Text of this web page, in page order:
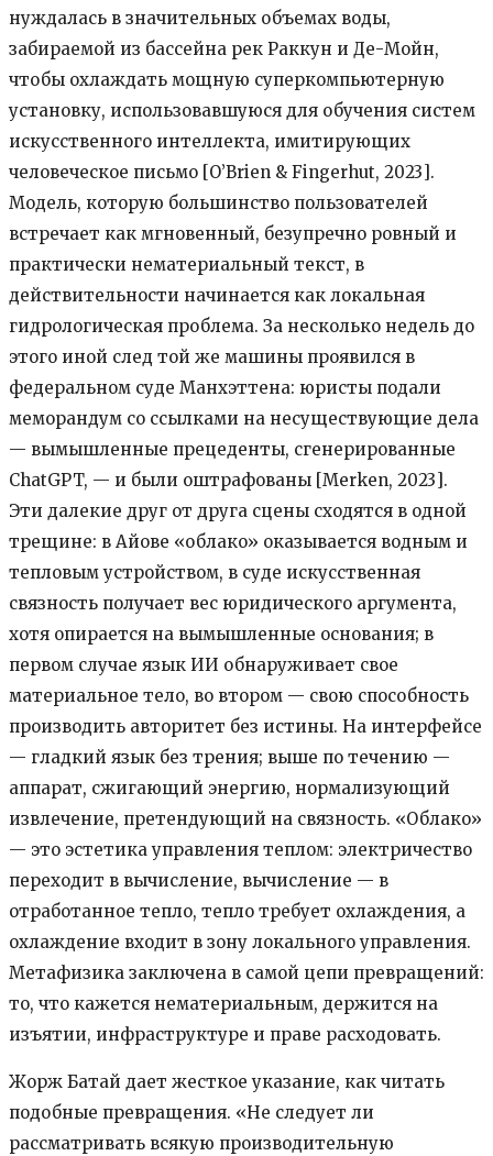
нуждалась в значительных объемах воды,
забираемой из бассейна рек Раккун и Де-Мойн,
чтобы охлаждать мощную суперкомпьютерную
установку, использовавшуюся для обучения систем
искусственного интеллекта, имитирующих
человеческое письмо [O’Brien & Fingerhut, 2023].
Модель, которую большинство пользователей
встречает как мгновенный, безупречно ровный и
практически нематериальный текст, в
действительности начинается как локальная
гидрологическая проблема. За несколько недель до
этого иной след той же машины проявился в
федеральном суде Манхэттена: юристы подали
меморандум со ссылками на несуществующие дела
— вымышленные прецеденты, сгенерированные
ChatGPT, — и были оштрафованы [Merken, 2023].
Эти далекие друг от друга сцены сходятся в одной
трещине: в Айове «облако» оказывается водным и
тепловым устройством, в суде искусственная
связность получает вес юридического аргумента,
хотя опирается на вымышленные основания; в
первом случае язык ИИ обнаруживает свое
материальное тело, во втором — свою способность
производить авторитет без истины. На интерфейсе
— гладкий язык без трения; выше по течению —
аппарат, сжигающий энергию, нормализующий
извлечение, претендующий на связность. «Облако»
— это эстетика управления теплом: электричество
переходит в вычисление, вычисление — в
отработанное тепло, тепло требует охлаждения, а
охлаждение входит в зону локального управления.
Метафизика заключена в самой цепи превращений:
то, что кажется нематериальным, держится на
изъятии, инфраструктуре и праве расходовать.
Жорж Батай дает жесткое указание, как читать
подобные превращения. «Не следует ли
рассматривать всякую производительную